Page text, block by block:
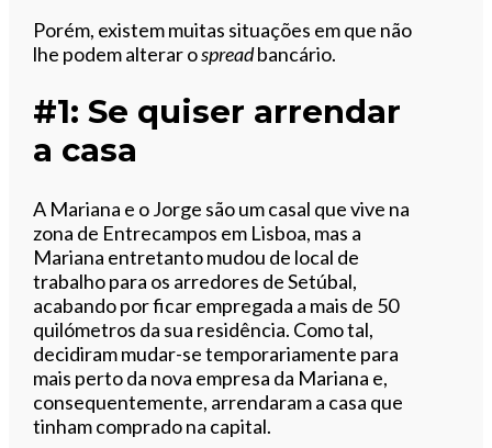
Porém, existem muitas situações em que não
lhe podem alterar ospreadbancário.
#1: Se quiser arrendar
a casa
A Mariana e o Jorge são um casal que vive na
zona de Entrecampos em Lisboa, mas a
Mariana entretanto mudou de local de
trabalho para os arredores de Setúbal,
acabando por ficar empregada a mais de 50
quilómetros da sua residência. Como tal,
decidiram mudar-se temporariamente para
mais perto da nova empresa da Mariana e,
consequentemente, arrendaram a casa que
tinham comprado na capital.